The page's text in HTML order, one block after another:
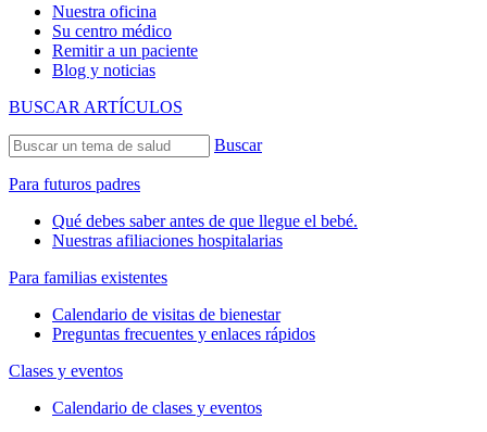
Nuestra oficina
Su centro médico
Remitir a un paciente
Blog y noticias
BUSCAR ARTÍCULOS
Buscar
Para futuros padres
Qué debes saber antes de que llegue el bebé.
Nuestras afiliaciones hospitalarias
Para familias existentes
Calendario de visitas de bienestar
Preguntas frecuentes y enlaces rápidos
Clases y eventos
Calendario de clases y eventos